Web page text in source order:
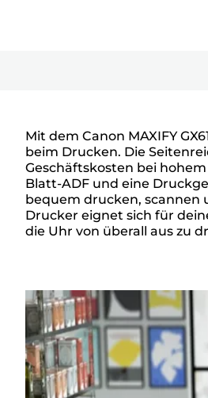
Überblick
Mit dem Canon MAXIFY
beim Drucken. Die
Geschäftskosten bei
Blatt-ADF und eine
bequem drucken, scannen
Drucker eignet sich für
die Uhr von überall aus zu